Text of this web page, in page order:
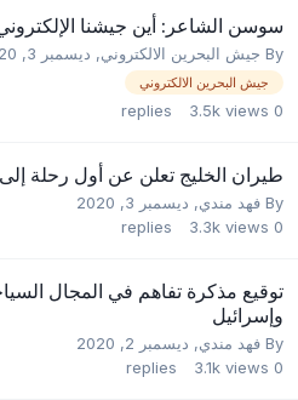
سوسن الشاعر: أين جيشنا
By جيش البحرين الالكتروني, ديسمبر 3, 2020
جيش البحرين الالكتروني
0
replies 3.5k views
طيران الخليج تعلن عن أول رحلة
By فهد مندي, ديسمبر 3, 2020
0
replies 3.3k views
توقيع مذكرة تفاهم في المجال
وإسرائيل
By فهد مندي, ديسمبر 2, 2020
0
replies 3.1k views